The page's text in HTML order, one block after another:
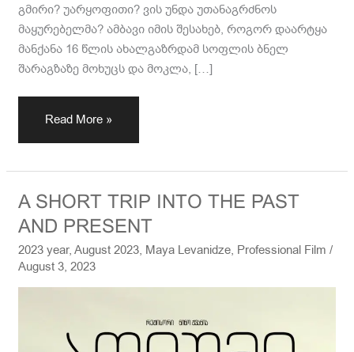
გმირი? უარყოფითი? ვის უნდა უთანაგრძნოს
მაყურებელმა? ამბავი იმის შესახებ, როგორ დაარტყა
მანქანა 16 წლის ახალგაზრდამ სოფლის ბნელ
შარაგზაზე მოხუცს და მოკლა, […]
Read More »
A SHORT TRIP INTO THE PAST
AND PRESENT
2023 year,August 2023, Maya Levanidze, Professional Film /
August 3, 2023
A
SHORT
TRIP
INTO
THE
PRESENT